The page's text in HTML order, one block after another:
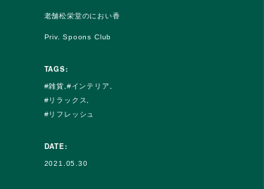
老舗松栄堂のにおい香
Priv. Spoons Club
TAGS:
雑貨
インテリア
リラックス
リフレッシュ
DATE:
2021.05.30